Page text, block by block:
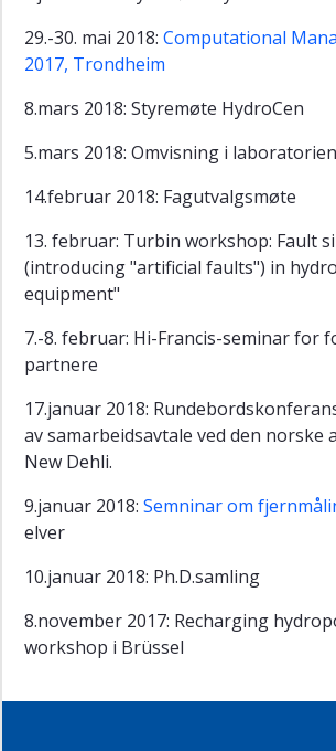
29.-30. mai 2018: Computational
2017, Trondheim
8.mars 2018: Styremøte HydroCen
5.mars 2018: Omvisning i
14.februar 2018: Fagutvalgsmøte
13. februar: Turbin workshop: Fault
(introducing "artificial faults") in
equipment"
7.-8. februar: Hi-Francis-seminar for
partnere
17.januar 2018:
av samarbeidsavtale ved den norske
New Dehli.
9.januar 2018: Semninar om
elver
10.januar 2018: Ph.D.samling
8.november 2017: Recharging
workshop i Brüssel